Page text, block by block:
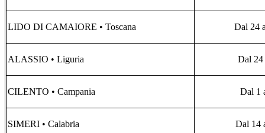
LIDO DI CAMAIORE • Toscana Dal 24
ALASSIO • Liguria Dal 24
CILENTO • Campania Dal 1
SIMERI • Calabria Dal 14